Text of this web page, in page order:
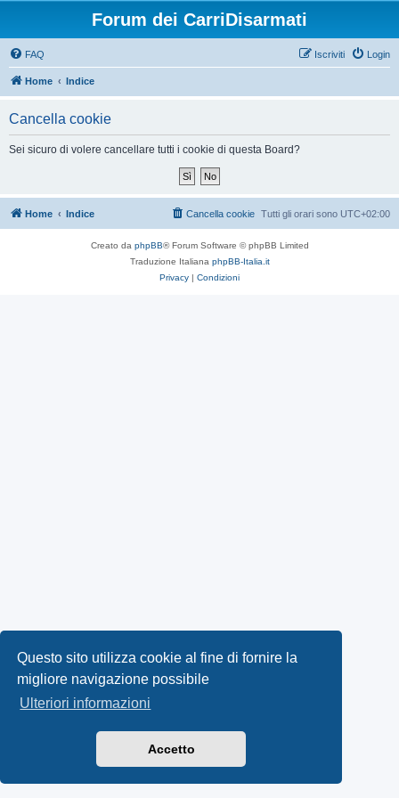
Questo sito utilizza cookie al fine di fornire la
migliore navigazione possibile
Ulteriori informazioni
Accetto
Forum dei CarriDisarmati
FAQ Login
Iscriviti
Home Indice
Cancella cookie
Sei sicuro di volere cancellare tutti i cookie di questa Board?
Home Indice Tutti gli orari sono UTC+02:00
Cancella cookie
Creato da phpBB® Forum Software © phpBB Limited
Traduzione Italiana phpBB-Italia.it
Privacy | Condizioni